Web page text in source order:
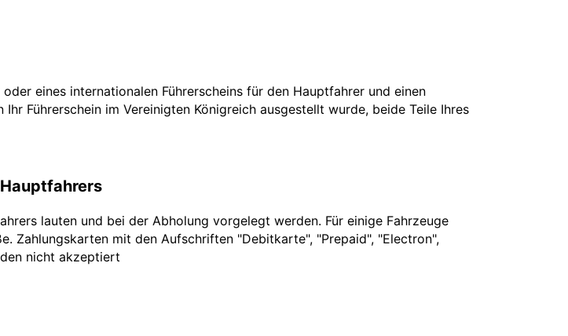
eines internationalen Führerscheins für den Hauptfahrer und einen
Führerschein im Vereinigten Königreich ausgestellt wurde, beide Teile Ihres
lauten und bei der Abholung vorgelegt werden. Für einige Fahrzeuge
Zahlungskarten mit den Aufschriften "Debitkarte", "Prepaid", "Electron",
nicht akzeptiert